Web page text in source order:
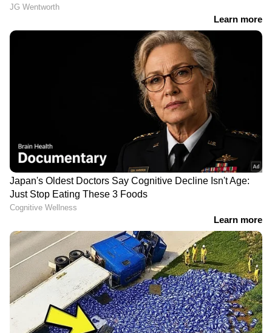
ഇക്കാര്യം ആവശ്യപ്പെട്ടു
ലോണ്‍ സംബന്ധമായ വിഷയങ്ങളില്‍
നിയമസഹായം നല്‍കുന്ന 'എക്‌സ്പര്‍ട്ട്
പാനല്‍'എന്ന സ്ഥാപനം പ്രതിസന്ധിയിലായ
10,000 പേരിലായി നടത്തിയ സര്‍വേയിലെ
വിവരങ്ങളും ഇതിനോട് സാമ്യമുള്ളതാണ്.
സര്‍വേയില്‍ പങ്കെടുത്ത 72 ശതമാനം പേരും
യൂണിഫോമിട്ട കള്ളനോ?;
ലക്ഷങ്ങൾ തട്ടിയെടുത്ത
പൊലീസുകാരനെതിരെ കേസ്
രാവിലെ പുറപ്പെടേണ്ട വിമാനം 6
മണികൂർ വെെകുമെന്ന്
അറിയിച്ചില്ല; കണ്ണൂർ
വിമാനത്താവളത്തിൽ പ്രതിഷേധം